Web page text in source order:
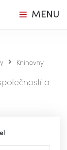
MENU
Knihovny
a